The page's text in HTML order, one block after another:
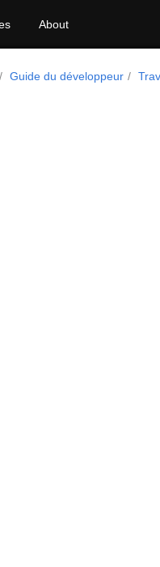
About
Guide du développeur